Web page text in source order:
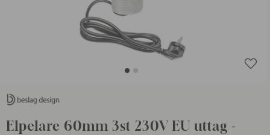
Elpelare 60mm 3st 230V EU uttag -